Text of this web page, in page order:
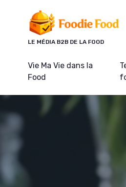
LE MÉDIA B2B DE LA FOOD
Vie Ma Vie dans la
Food